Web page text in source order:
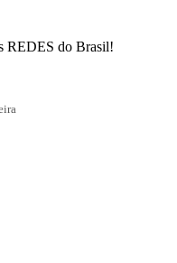
REDES do Brasil!